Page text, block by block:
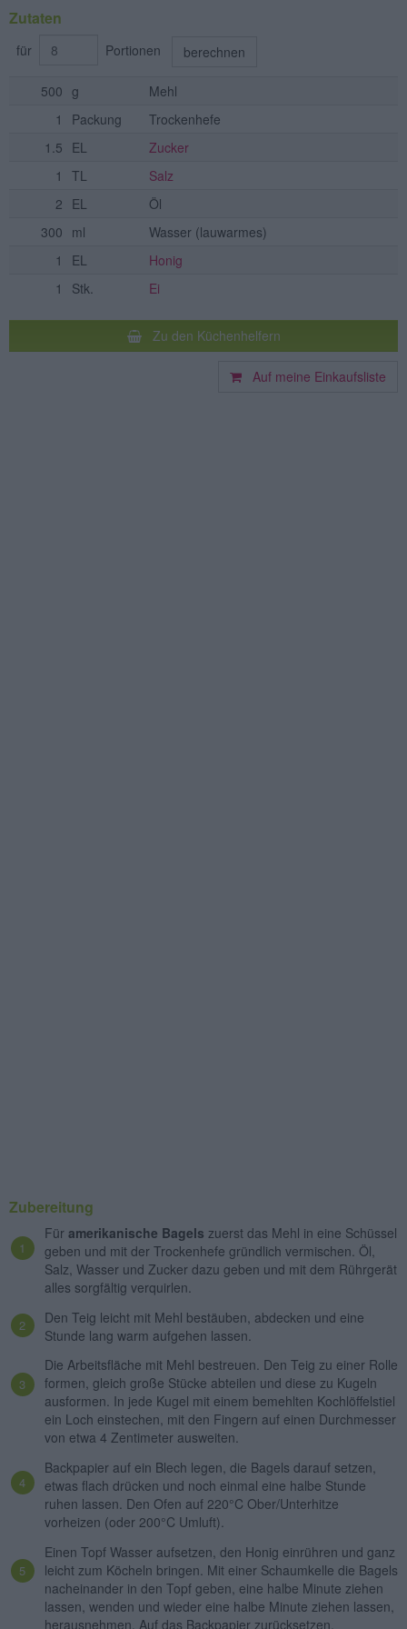
Zutaten
für Portionen berechnen
500 g
Mehl
1
Packung
Trockenhefe
1.5 EL
Zucker
1
TL
Salz
2 EL
Öl
300 ml Wasser (lauwarmes)
1
EL
Honig
1
Stk. Ei
Zu den Küchenhelfern
Auf meine Einkaufsliste
Zubereitung
Für amerikanische Bagels zuerst das Mehl in eine Schüssel
geben und mit der Trockenhefe gründlich vermischen. Öl,
Salz, Wasser und Zucker dazu geben und mit dem Rührgerät
alles sorgfältig verquirlen.
Den Teig leicht mit Mehl bestäuben, abdecken und eine
Stunde lang warm aufgehen lassen.
Die Arbeitsfläche mit Mehl bestreuen. Den Teig zu einer Rolle
formen, gleich große Stücke abteilen und diese zu Kugeln
ausformen. In jede Kugel mit einem bemehlten Kochlöffelstiel
ein Loch einstechen, mit den Fingern auf einen Durchmesser
von etwa 4 Zentimeter ausweiten.
Backpapier auf ein Blech legen, die Bagels darauf setzen,
etwas flach drücken und noch einmal eine halbe Stunde
ruhen lassen. Den Ofen auf 220°C Ober/Unterhitze
vorheizen (oder 200°C Umluft).
Einen Topf Wasser aufsetzen, den Honig einrühren und ganz
leicht zum Köcheln bringen. Mit einer Schaumkelle die Bagels
nacheinander in den Topf geben, eine halbe Minute ziehen
lassen, wenden und wieder eine halbe Minute ziehen lassen,
herausnehmen. Auf das Backpapier zurücksetzen.